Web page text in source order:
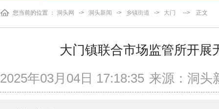
您当前的位置 ： 洞头网 -> 洞头新闻 -> 乡镇街道 -> 大门 --> 正文
大门镇联合市场监管所开展
2025年03月04日 17:18:35 来源：洞头